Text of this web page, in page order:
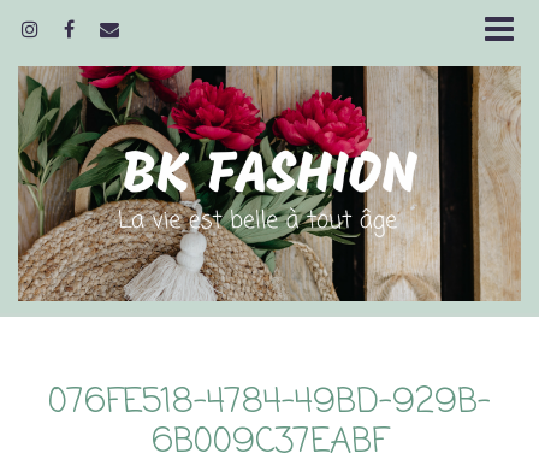
076FE518-4784-49BD-929B-
6B009C37EABF